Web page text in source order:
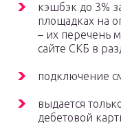
кэшбэк до 3%
площадках на
– их перечень
сайте СКБ в
подключение
выдается
дебетовой